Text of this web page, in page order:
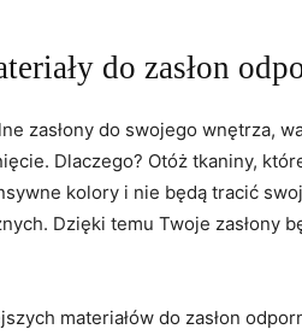
do zasłon
zasłony do ‌swojego wnętrza,
Dlaczego? Otóż tkaniny,
kolory i nie będą tracić
⁢Dzięki temu Twoje zasłony
materiałów ⁤do zasłon